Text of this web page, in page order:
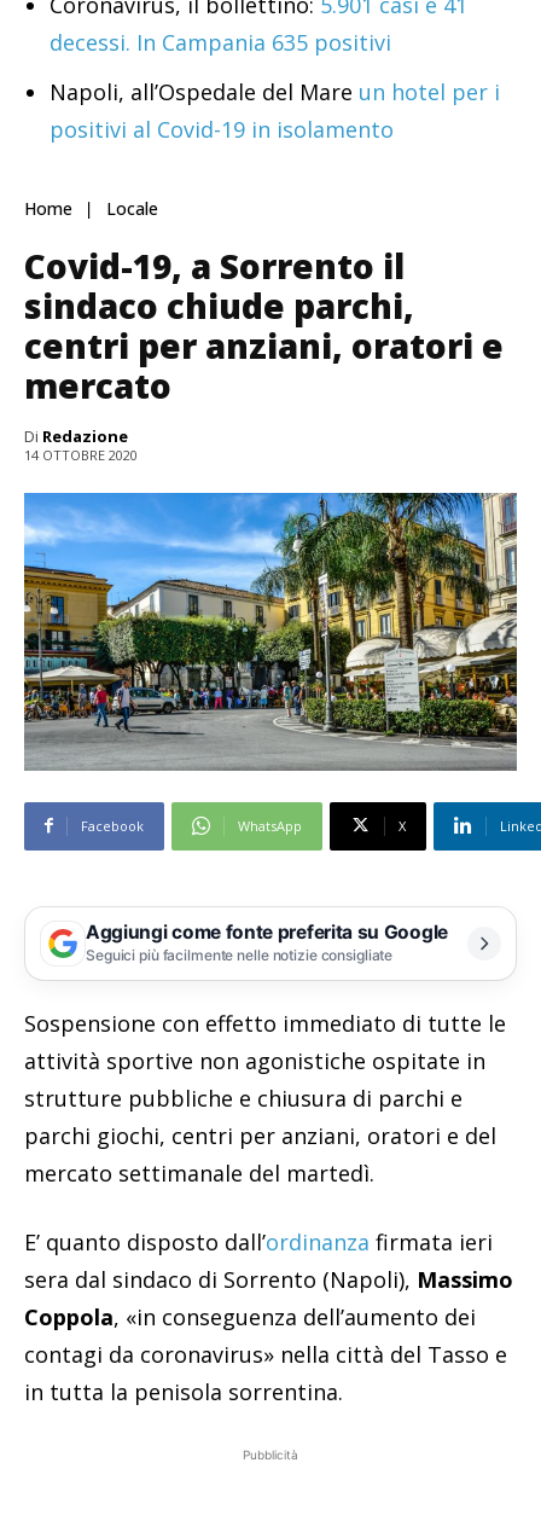
decessi. In Campania 635 positivi
Napoli, all’Ospedale del Mare un hotel per i
positivi al Covid-19 in isolamento
Home Locale
Covid-19, a Sorrento il
sindaco chiude parchi,
centri per anziani, oratori e
mercato
Di Redazione
14 OTTOBRE 2020
Facebook WhatsApp X
Aggiungi come fonte preferita su Google
Seguici più facilmente nelle notizie consigliate
Sospensione con effetto immediato di tutte le
attività sportive non agonistiche ospitate in
strutture pubbliche e chiusura di parchi e
parchi giochi, centri per anziani, oratori e del
mercato settimanale del martedì.
E’ quanto disposto dall’ordinanza firmata ieri
sera dal sindaco di Sorrento (Napoli), Massimo
Coppola, «in conseguenza dell’aumento dei
contagi da coronavirus» nella città del Tasso e
in tutta la penisola sorrentina.
Pubblicità